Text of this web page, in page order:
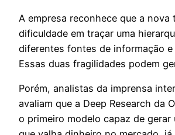
A empresa reconhece que a nova
dificuldade em traçar uma
diferentes fontes de informação e
Essas duas fragilidades podem
Porém, analistas da imprensa
avaliam que a Deep Research da
o primeiro modelo capaz de gerar